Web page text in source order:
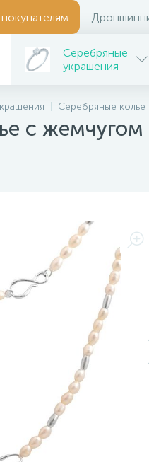
Серебряные
украшения
Серебряные колье
с